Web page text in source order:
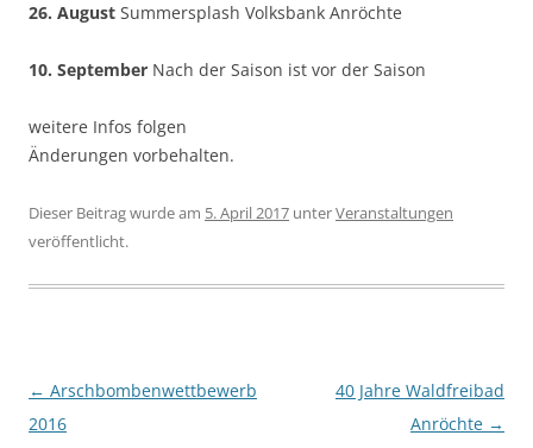
26. August Summersplash Volksbank Anröchte
10. September Nach der Saison ist vor der Saison
weitere Infos folgen
Änderungen vorbehalten.
Dieser Beitrag wurde am 5. April 2017 unterVeranstaltungen
veröffentlicht.
Beitragsnavigation
← Arschbombenwettbewerb
2016
40 Jahre Waldfreibad
Anröchte →